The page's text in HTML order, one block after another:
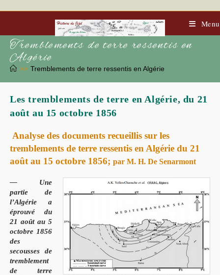
to
Menu
Tremblements de terre ressentis en
Algérie
>> Tremblements de terre ressentis en Algérie
Les tremblements de terre en Algérie, du 21
août au 15 octobre 1856
Analyse des documents recueillis sur les
tremblements de terre ressentis en Algérie du 21
août au 15 octobre 1856; par M. H. De Senarmont
— Une
partie de
l’Algérie a
éprouvé du
21 août au 5
octobre 1856
des
secousses de
tremblement
de terre